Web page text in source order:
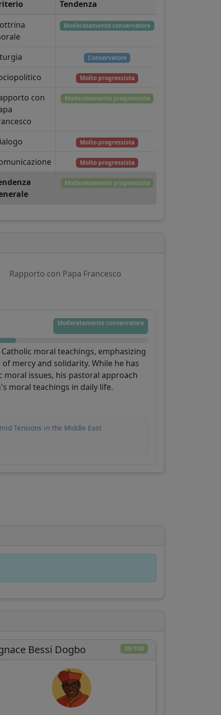
Tendenza
Moderatamente conservatore
Conservatore
Molto progressista
con
Moderatamente progressista
Molto progressista
Molto progressista
Moderatamente progressista
Rapporto con Papa Francesco
Moderatamente conservatore
moral teachings, emphasizing
mercy and solidarity. While he has
issues, his pastoral approach
moral teachings in daily life.
Tensions in the Middle East
39/100
Bessi Dogbo